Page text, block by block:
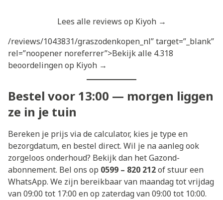
Lees alle reviews op Kiyoh →
/reviews/1043831/graszodenkopen_nl” target=”_blank”
rel=”noopener noreferrer”>Bekijk alle 4.318
beoordelingen op Kiyoh →
Bestel voor 13:00 — morgen liggen
ze in je tuin
Bereken je prijs via de calculator, kies je type en
bezorgdatum, en bestel direct. Wil je na aanleg ook
zorgeloos onderhoud? Bekijk dan hetGazond-
abonnement. Bel ons op 0599 – 820 212of stuur een
WhatsApp. We zijn bereikbaar van maandag tot vrijdag
van 09:00 tot 17:00 en op zaterdag van 09:00 tot 10:00.